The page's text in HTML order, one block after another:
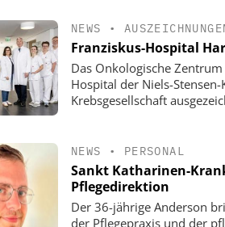
NEWS •
Franziskus-Hospital
Das Onkologische
Hospital der Niels-
Krebsgesellschaft
NEWS • PERSONAL
Sankt Katharinen-
Pflegedirektion
Der 36-jährige Anderson
der Pflegepraxis und der